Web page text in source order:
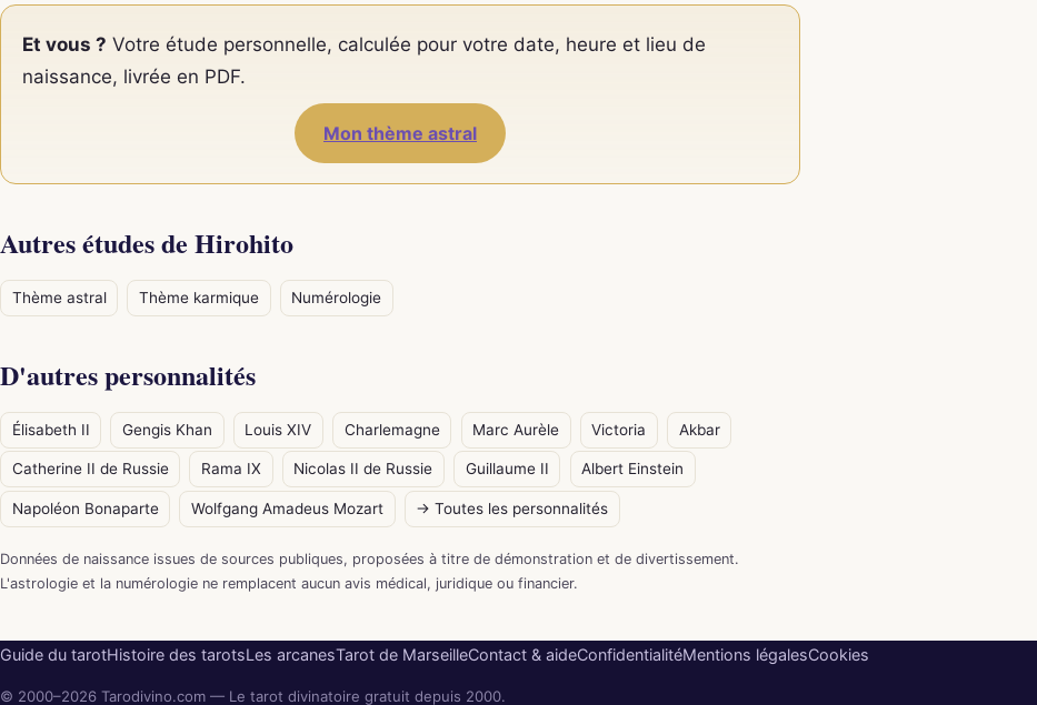
Et vous ? Votre étude personnelle, calculée pour votre date, heure et lieu de
naissance, livrée en PDF.
Mon thème astral
Autres études de Hirohito
Thème astral Thème karmique Numérologie
D'autres personnalités
Élisabeth II Gengis Khan Louis XIV Charlemagne Marc Aurèle Victoria Akbar
Catherine II de Russie Rama IX Nicolas II de Russie Guillaume II Albert Einstein
Napoléon Bonaparte Wolfgang Amadeus Mozart → Toutes les personnalités
Données de naissance issues de sources publiques, proposées à titre de démonstration et de divertissement.
L'astrologie et la numérologie ne remplacent aucun avis médical, juridique ou financier.
Guide du tarotHistoire des tarotsLes arcanesTarot de MarseilleContact & aideConfidentialitéMentions légalesCookies
© 2000–2026 Tarodivino.com — Le tarot divinatoire gratuit depuis 2000.